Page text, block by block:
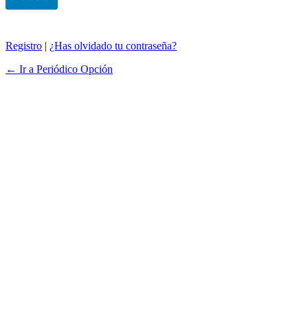
Registro | ¿Has olvidado tu contraseña?
← Ir a Periódico Opción